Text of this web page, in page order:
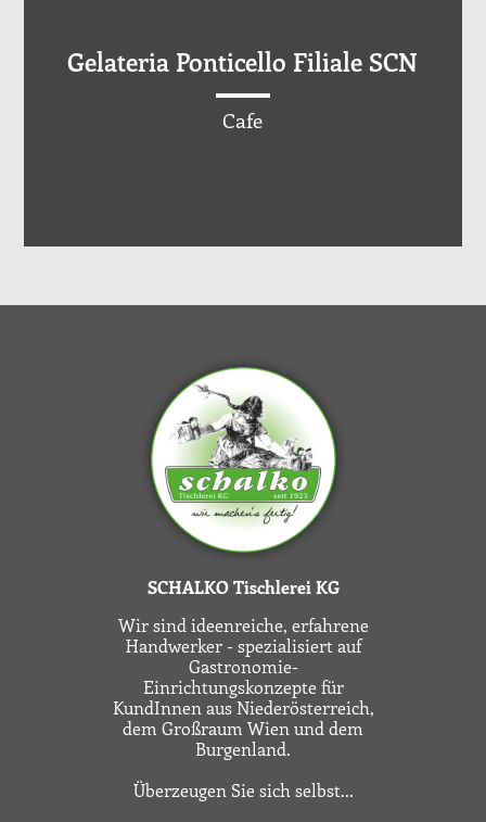
Gelateria Ponticello Filiale SCN
Cafe
SCHALKO Tischlerei KG
Wir sind ideenreiche, erfahrene
Handwerker - spezialisiert auf
Gastronomie-
Einrichtungskonzepte für
KundInnen aus Niederösterreich,
dem Großraum Wien und dem
Burgenland.
Überzeugen Sie sich selbst...